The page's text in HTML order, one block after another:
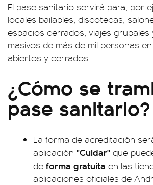
El pase sanitario servirá para, por
locales bailables, discotecas,
espacios cerrados, viajes grupales
masivos de más de mil personas
abiertos y cerrados.
¿Cómo se
pase sanitario?
La forma de acreditación
aplicación "Cuidar" que
de forma gratuita en las
aplicaciones oficiales de